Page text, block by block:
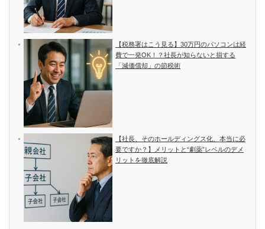
【税務署はこう見る】30万円のパソコンは経
費で一発OK！？社長が知らないと損する
「減価償却」の節税術
【社長、そのホールディングス化、本当に必
要ですか？】メリットと“劇薬”レベルのデメ
リットを徹底解説